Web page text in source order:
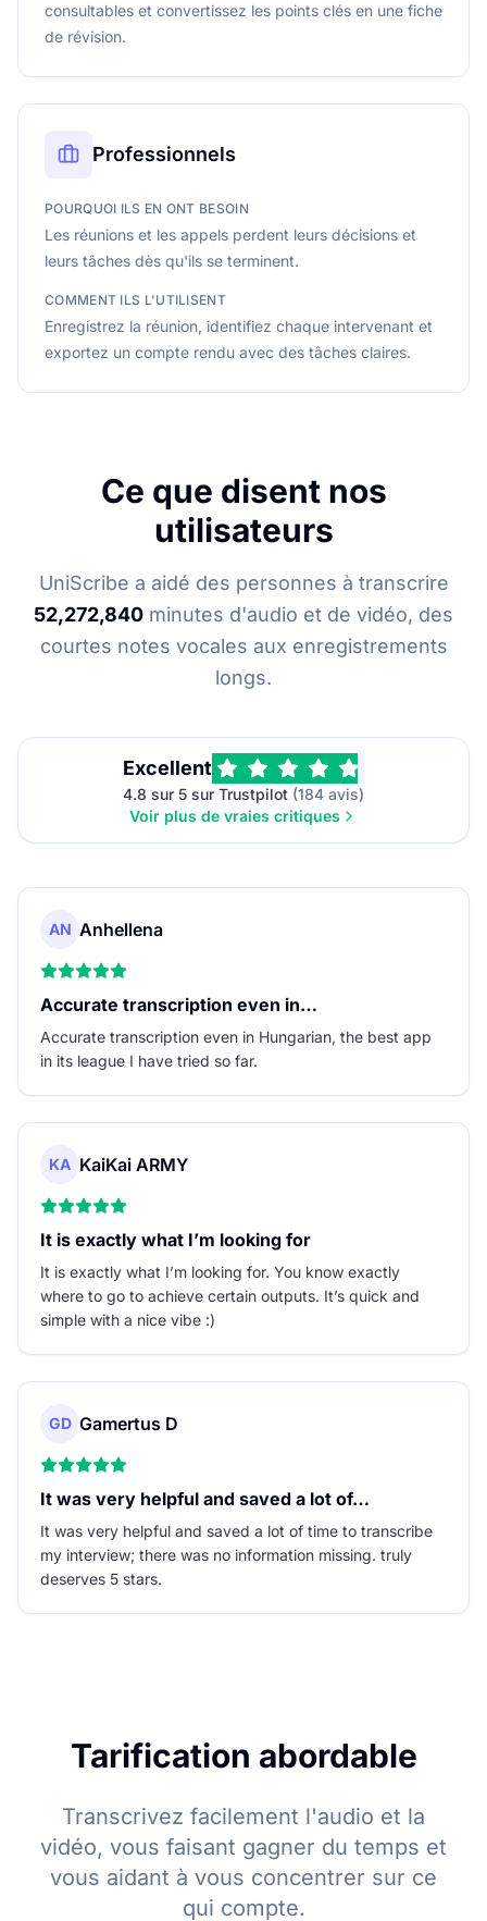
consultables et convertissez les points clés en une fiche
de révision.
Professionnels
POURQUOI ILS EN ONT BESOIN
Les réunions et les appels perdent leurs décisions et
leurs tâches dès qu'ils se terminent.
COMMENT ILS L'UTILISENT
Enregistrez la réunion, identifiez chaque intervenant et
exportez un compte rendu avec des tâches claires.
Ce que disent nos
utilisateurs
UniScribe a aidé des personnes à transcrire
52,272,840 minutes d'audio et de vidéo, des
courtes notes vocales aux enregistrements
longs.
Excellent
4.8 sur 5 sur Trustpilot (184 avis)
Voir plus de vraies critiques
AN Anhellena
Accurate transcription even in…
Accurate transcription even in Hungarian, the best app
in its league I have tried so far.
KA KaiKai ARMY
It is exactly what I’m looking for
It is exactly what I’m looking for. You know exactly
where to go to achieve certain outputs. It’s quick and
simple with a nice vibe :)
GD Gamertus D
It was very helpful and saved a lot of…
It was very helpful and saved a lot of time to transcribe
my interview; there was no information missing. truly
deserves 5 stars.
Tarification abordable
Transcrivez facilement l'audio et la
vidéo, vous faisant gagner du temps et
vous aidant à vous concentrer sur ce
qui compte.